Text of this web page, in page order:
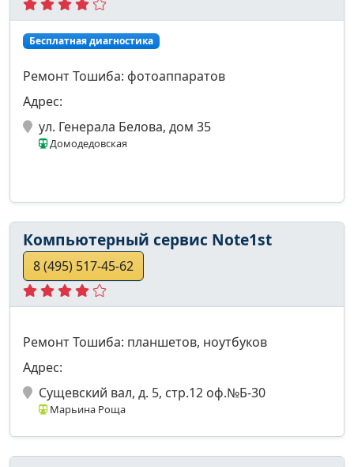
Бесплатная диагностика
Ремонт Тошиба: фотоаппаратов
Адрес:
ул. Генерала Белова, дом 35
Домодедовская
Компьютерный сервис Note1st
8 (495) 517-45-62
Ремонт Тошиба: планшетов, ноутбуков
Адрес:
Cущевский вал, д. 5, стр.12 оф.№Б-30
Марьина Роща